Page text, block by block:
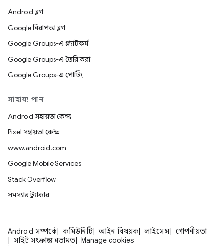
Android ব্লগ
Google নিরাপত্তা ব্লগ
Google Groups-এ প্ল্যাটফর্ম
Google Groups-এ তৈরি করা
Google Groups-এ পোর্টিং
সাহায্য পান
Android সহায়তা কেন্দ্র
Pixel সহায়তা কেন্দ্র
www.android.com
Google Mobile Services
Stack Overflow
সমস্যার ট্র্যাকার
Android সম্পর্কে কমিউনিটি আইন বিষয়ক লাইসেন্স
গোপনীয়তা
সাইট সংক্রান্ত মতামত
Manage cookies